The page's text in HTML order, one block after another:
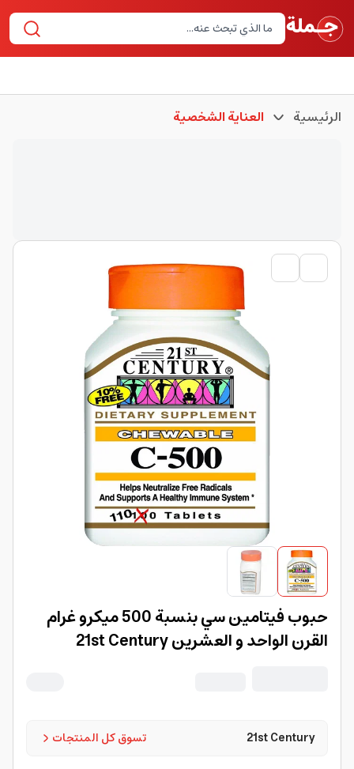
الرئيسية العناية الشخصية
حبوب فيتامين سي بنسبة 500 ميكرو غرام
القرن الواحد و العشرين 21st Century
تسوق كل المنتجات 21st Century